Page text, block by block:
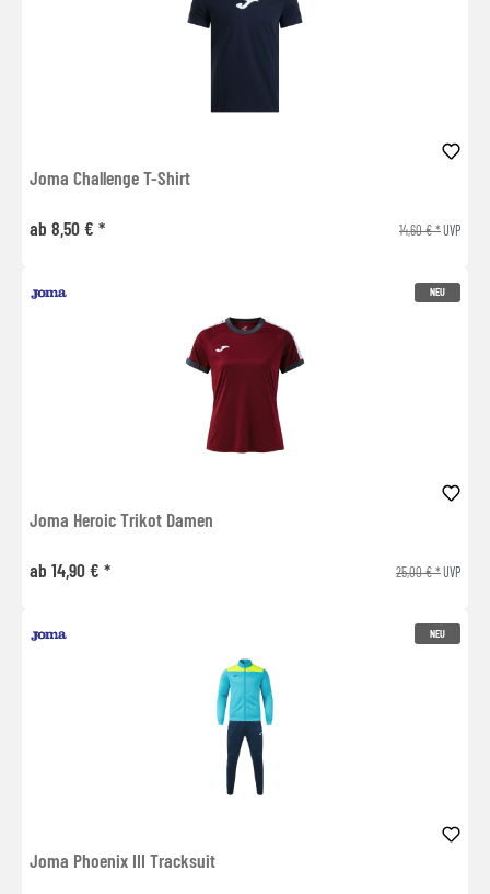
Joma Challenge T-Shirt
ab 8,50 € * 14,60 € *UVP
NEU
Joma Heroic Trikot Damen
ab 14,90 € * 25,00 € *UVP
NEU
Joma Phoenix III Tracksuit